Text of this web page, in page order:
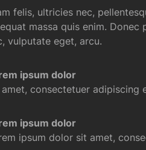
felis, ultricies nec,
massa quis enim. Donec
vulputate eget, arcu.
ipsum dolor
amet, consectetuer adipiscing
ipsum dolor
ipsum dolor sit amet,